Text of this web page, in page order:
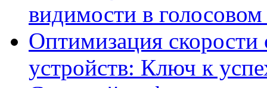
видимости в
Оптимизация
устройств: Ключ к